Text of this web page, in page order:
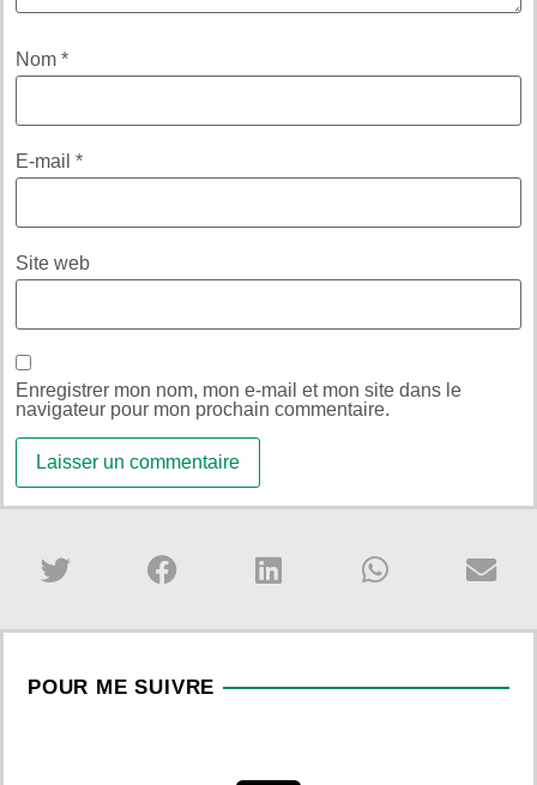
Nom *
E-mail *
Site web
Enregistrer mon nom, mon e-mail et mon site dans le
navigateur pour mon prochain commentaire.
POUR ME SUIVRE